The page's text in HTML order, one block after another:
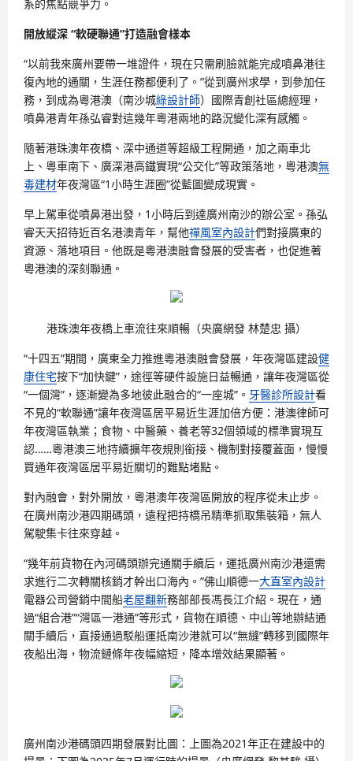
系的焦點競爭力。
開放縱深 “軟硬聯通”打造融會樣本
“以前我來廣州要帶一堆證件，現在只需刷臉就能完成噴鼻港往
復內地的通關，生涯任務都便利了。”從到廣州求學，到參加任
務，到成為粵港澳（南沙城綠設計師）國際青創社區總經理，
噴鼻港青年孫弘睿對這幾年粵港兩地的路況變化深有感觸。
隨著港珠澳年夜橋、深中通道等超級工程開通，加之兩車北
上、粵車南下、廣深港高鐵實現“公交化”等政策落地，粵港澳無
毒建材年夜灣區“1小時生涯圈”從藍圖變成現實。
早上駕車從噴鼻港出發，1小時后到達廣州南沙的辦公室。孫弘
睿天天招待近百名港澳青年，幫他禪風室內設計們對接廣東的
資源、落地項目。他既是粵港澳融會發展的受害者，也促進著
粵港澳的深刻聯通。
港珠澳年夜橋上車流往來順暢（央廣網發 林楚忠 攝）
“十四五”期間，廣東全力推進粵港澳融會發展，年夜灣區建設健
康住宅按下“加快鍵”，途徑等硬件設施日益暢通，讓年夜灣區從
“一個灣”，逐漸變為多地彼此融合的“一座城”。 牙醫診所設計看
不見的“軟聯通”讓年夜灣區居平易近生涯加倍方便：港澳律師可
年夜灣區執業；食物、中醫藥、養老等32個領域的標準實現互
認……粵港澳三地持續擴年夜規則銜接、機制對接覆蓋面，慢慢
買通年夜灣區居平易近關切的難點堵點。
對內融會，對外開放，粵港澳年夜灣區開放的程序從未止步。
在廣州南沙港四期碼頭，遠程把持橋吊精準抓取集裝箱，無人
駕駛集卡往來穿越。
“幾年前貨物在內河碼頭辦完通關手續后，運抵廣州南沙港還需
求進行二次轉關核銷才幹出口海內。”佛山順德一大直室內設計
電器公司營銷中間船老屋翻新務部部長馮長江介紹。現在，通
過“組合港”“灣區一港通”等形式，貨物在順德、中山等地辦結通
關手續后，直接通過駁船運抵南沙港就可以“無縫”轉移到國際年
夜船出海，物流鏈條年夜幅縮短，降本增效結果顯著。
廣州南沙港碼頭四期發展對比圖：上圖為2021年正在建設中的